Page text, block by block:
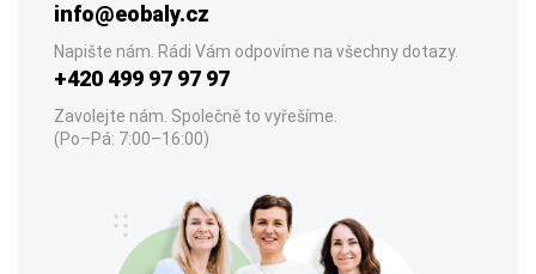
info@eobaly.cz
Napište nám. Rádi Vám odpovíme na všechny dotazy.
+420 499 97 97 97
Zavolejte nám. Společně to vyřešíme.
(Po–Pá: 7:00–16:00)